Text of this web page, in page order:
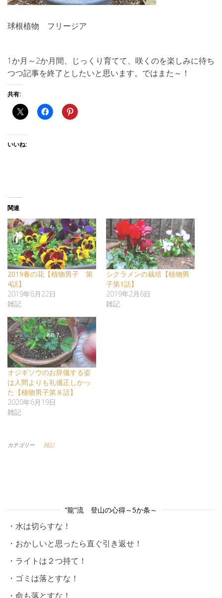
球根植物 フリージア
1か月～2か月間、じっくり育てて、咲くのを楽しみに待ち
つつ記事を終了としたいと思います。ではまた～！
共有:
いいね:
関連
2019春の花【植物男子 第
4話】
2019年6月22日
雑記
シクラメンの栽培【植物男
子第1話】
2019年2月6日
雑記
オジギソウのお辞儀する姿
は人間よりも礼儀正しかっ
た【植物男子第８話】
2020年6月19日
雑記
カテゴリー 雑記
”龍”流 登山の心得～5か条～
・水は切らすな！
・おかしいと思ったら直ぐ引き返せ！
・ライトは２つ持て！
・ゴミは落とすな！
・命も落とすな！